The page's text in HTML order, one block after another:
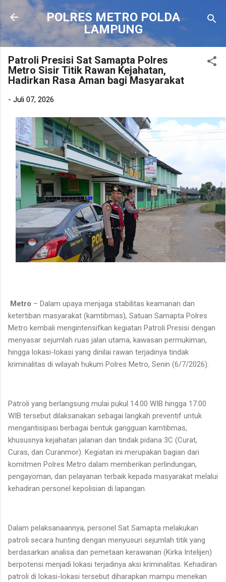
Langsung ke konten utama
POLRES METRO POLDA
LAMPUNG
Patroli Presisi Sat Samapta Polres
Metro Sisir Titik Rawan Kejahatan,
Hadirkan Rasa Aman bagi Masyarakat
- Juli 07, 2026
Metro – Dalam upaya menjaga stabilitas keamanan dan
ketertiban masyarakat (kamtibmas), Satuan Samapta Polres
Metro kembali mengintensifkan kegiatan Patroli Presisi dengan
menyasar sejumlah ruas jalan utama, kawasan permukiman,
hingga lokasi-lokasi yang dinilai rawan terjadinya tindak
kriminalitas di wilayah hukum Polres Metro, Senin (6/7/2026).
Patroli yang berlangsung mulai pukul 14.00 WIB hingga 17.00
WIB tersebut dilaksanakan sebagai langkah preventif untuk
mengantisipasi berbagai bentuk gangguan kamtibmas,
khususnya kejahatan jalanan dan tindak pidana 3C (Curat,
Curas, dan Curanmor). Kegiatan ini merupakan bagian dari
komitmen Polres Metro dalam memberikan perlindungan,
pengayoman, dan pelayanan terbaik kepada masyarakat melalui
kehadiran personel kepolisian di lapangan.
Dalam pelaksanaannya, personel Sat Samapta melakukan
patroli secara hunting dengan menyusuri sejumlah titik yang
berdasarkan analisa dan pemetaan kerawanan (Kirka Intelijen)
berpotensi menjadi lokasi terjadinya aksi kriminalitas. Kehadiran
patroli di lokasi-lokasi tersebut diharapkan mampu menekan